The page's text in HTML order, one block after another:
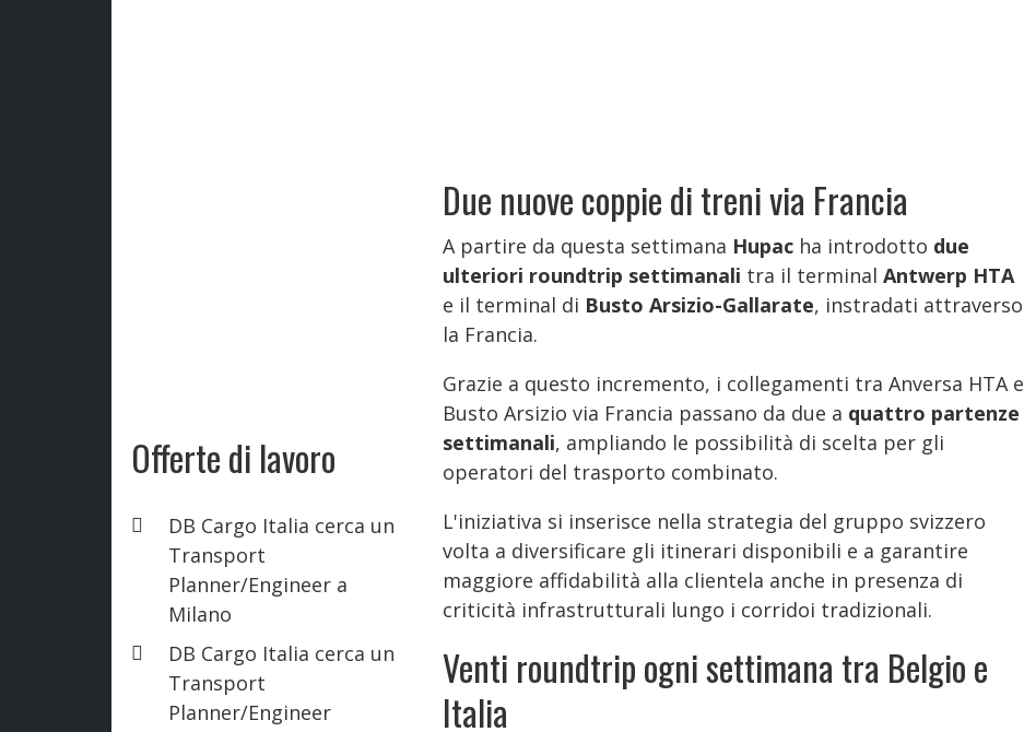
Offerte di lavoro
DB Cargo Italia cerca un
Transport
Planner/Engineer a
Milano
DB Cargo Italia cerca un
Transport
Planner/Engineer
Due nuove coppie di treni via Francia
A partire da questa settimana Hupac ha introdotto due
ulteriori roundtrip settimanali tra il terminal Antwerp HTA
e il terminal di Busto Arsizio-Gallarate, instradati attraverso
la Francia.
Grazie a questo incremento, i collegamenti tra Anversa HTA e
Busto Arsizio via Francia passano da due a quattro partenze
settimanali, ampliando le possibilità di scelta per gli
operatori del trasporto combinato.
L'iniziativa si inserisce nella strategia del gruppo svizzero
volta a diversificare gli itinerari disponibili e a garantire
maggiore affidabilità alla clientela anche in presenza di
criticità infrastrutturali lungo i corridoi tradizionali.
Venti roundtrip ogni settimana tra Belgio e
Italia